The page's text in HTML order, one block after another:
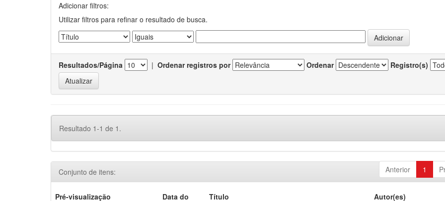
Adicionar filtros:
Utilizar filtros para refinar o resultado de busca.
Resultados/Página | Ordenar registros por Ordenar Registro(s)
Resultado 1-1 de 1.
Anterior 1
Conjunto de itens:
Pré-visualização Data do Título Autor(es)